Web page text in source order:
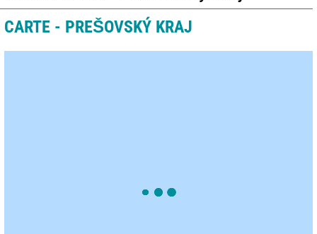
CARTE - PREŠOVSKÝ KRAJ